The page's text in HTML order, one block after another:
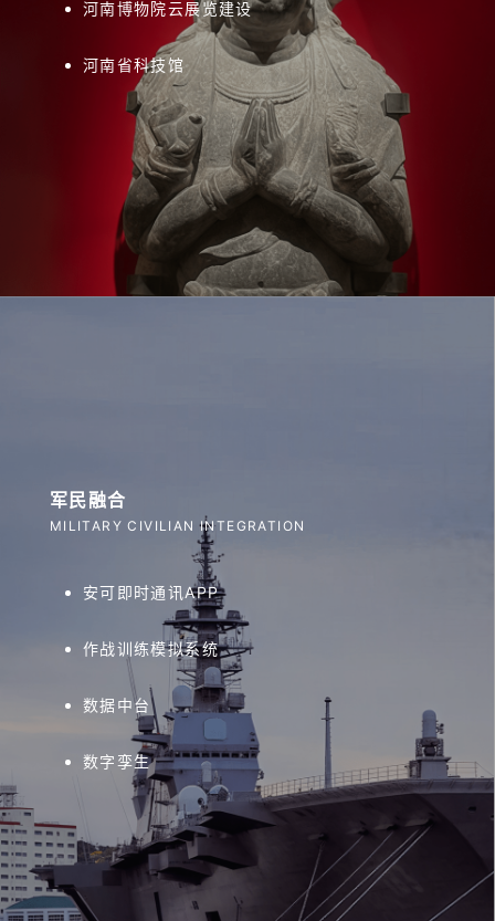
河南博物院云展览建设
河南省科技馆
军民融合
MILITARY CIVILIAN INTEGRATION
安可即时通讯APP
作战训练模拟系统
数据中台
数字孪生